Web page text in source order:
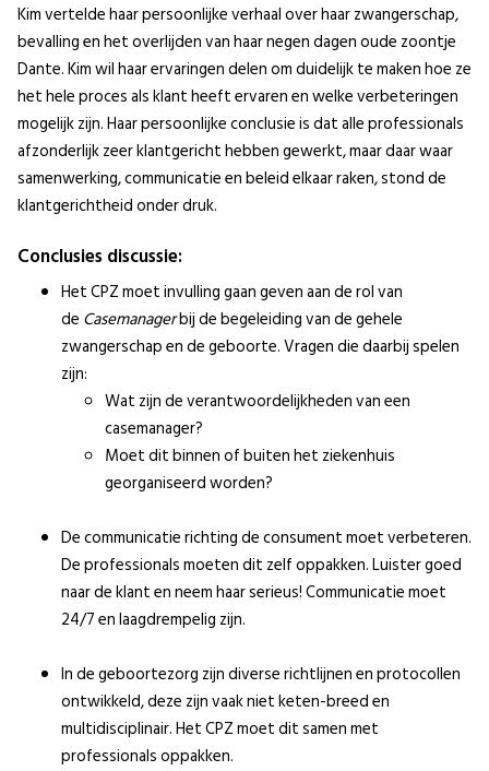
Kim vertelde haar persoonlijke verhaal over haar zwangerschap,
bevalling en het overlijden van haar negen dagen oude zoontje
Dante. Kim wil haar ervaringen delen om duidelijk te maken hoe ze
het hele proces als klant heeft ervaren en welke verbeteringen
mogelijk zijn. Haar persoonlijke conclusie is dat alle professionals
afzonderlijk zeer klantgericht hebben gewerkt, maar daar waar
samenwerking, communicatie en beleid elkaar raken, stond de
klantgerichtheid onder druk.
Conclusies discussie:
Het CPZ moet invulling gaan geven aan de rol van
de Casemanagerbij de begeleiding van de gehele
zwangerschap en de geboorte. Vragen die daarbij spelen
zijn:
Wat zijn de verantwoordelijkheden van een
casemanager?
Moet dit binnen of buiten het ziekenhuis
georganiseerd worden?
De communicatie richting de consument moet verbeteren.
De professionals moeten dit zelf oppakken. Luister goed
naar de klant en neem haar serieus! Communicatie moet
24/7 en laagdrempelig zijn.
In de geboortezorg zijn diverse richtlijnen en protocollen
ontwikkeld, deze zijn vaak niet keten-breed en
multidisciplinair. Het CPZ moet dit samen met
professionals oppakken.